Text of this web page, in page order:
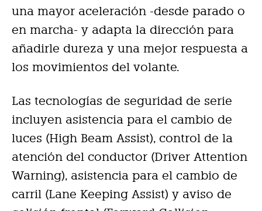
una mayor aceleración -desde parado o
en marcha- y adapta la dirección para
añadirle dureza y una mejor respuesta a
los movimientos del volante.
Las tecnologías de seguridad de serie
incluyen asistencia para el cambio de
luces (High Beam Assist), control de la
atención del conductor (Driver Attention
Warning), asistencia para el cambio de
carril (Lane Keeping Assist) y aviso de